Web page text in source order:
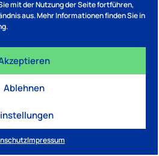
mit der Nutzung der Seite fortführen,
aus. Mehr Informationen finden Sie in
Ablehnen
Impressum